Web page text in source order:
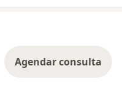
Agendar consulta